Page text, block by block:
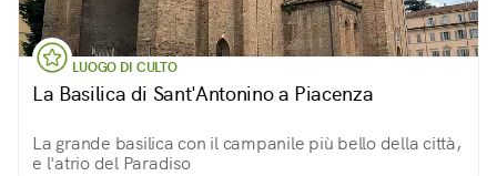
LUOGO DI CULTO
La Basilica di Sant'Antonino a Piacenza
La grande basilica con il campanile più bello della città,
e l'atrio del Paradiso